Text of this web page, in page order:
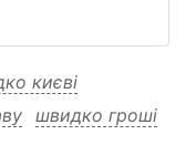
києві
швидко гроші